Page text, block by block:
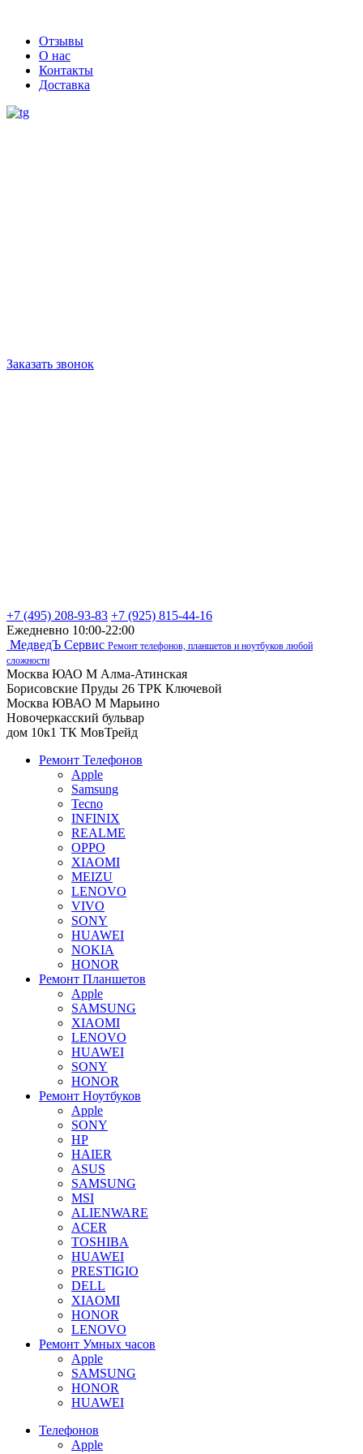
Отзывы
О нас
Контакты
Доставка
Заказать звонок
+7 (495) 208-93-83 +7 (925) 815-44-16
Ежедневно 10:00-22:00
МедведЪ Сервис Ремонт телефонов, планшетов и ноутбуков любой
сложности
Москва ЮАО М Алма-Атинская
Борисовские Пруды 26 ТРК Ключевой
Москва ЮВАО М Марьино
Новочеркасский бульвар
дом 10к1 ТК МовТрейд
Ремонт Телефонов
Apple
Samsung
Tecno
INFINIX
REALME
OPPO
XIAOMI
MEIZU
LENOVO
VIVO
SONY
HUAWEI
NOKIA
HONOR
Ремонт Планшетов
Apple
SAMSUNG
XIAOMI
LENOVO
HUAWEI
SONY
HONOR
Ремонт Ноутбуков
Apple
SONY
HP
HAIER
ASUS
SAMSUNG
MSI
ALIENWARE
ACER
TOSHIBA
HUAWEI
PRESTIGIO
DELL
XIAOMI
HONOR
LENOVO
Ремонт Умных часов
Apple
SAMSUNG
HONOR
HUAWEI
Телефонов
Apple